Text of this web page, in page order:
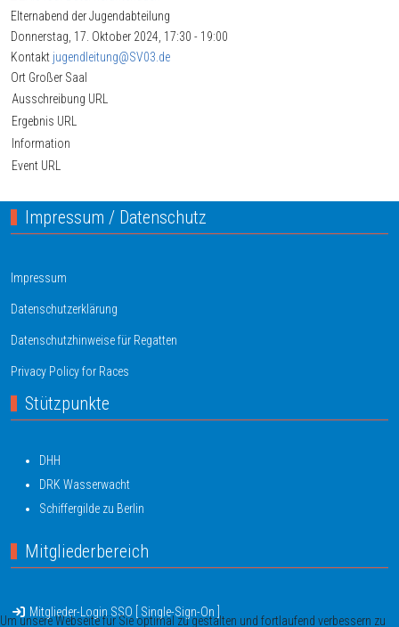
Elternabend der Jugendabteilung
Donnerstag, 17. Oktober 2024, 17:30 - 19:00
Kontakt jugendleitung@SV03.de
Ort Großer Saal
Ausschreibung URL
Ergebnis URL
Information
Event URL
Impressum / Datenschutz
Impressum
Datenschutzerklärung
Datenschutzhinweise für Regatten
Privacy Policy for Races
Stützpunkte
DHH
DRK Wasserwacht
Schiffergilde zu Berlin
Mitgliederbereich
Mitglieder-Login SSO [ Single-Sign-On ]
Um unsere Webseite für Sie optimal zu gestalten und fortlaufend verbessern zu